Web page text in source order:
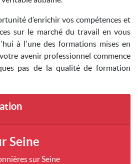
d’enrichir vos compétences et
sur le marché du travail en vous
à l'une des formations mises en
avenir professionnel commence
pas de la qualité de formation
Seine
sur Seine